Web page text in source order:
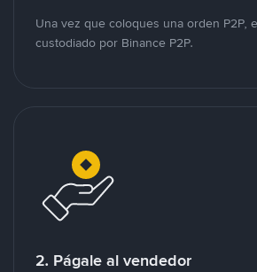
Una vez que coloques una orden P2P,
custodiado por Binance P2P.
2. Págale al vendedor